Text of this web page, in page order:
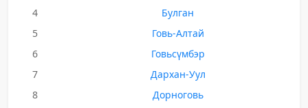
4
Булган
5
Говь-Алтай
6
Говьсүмбэр
7
Дархан-Уул
8
Дорноговь